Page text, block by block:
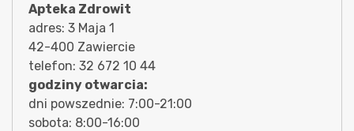
Apteka Zdrowit
adres: 3 Maja 1
42-400 Zawiercie
telefon: 32 672 10 44
godziny otwarcia:
dni powszednie: 7:00-21:00
sobota: 8:00-16:00